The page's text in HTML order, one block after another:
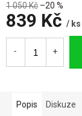
1 050 Kč –20 %
839 Kč / ks
Měrná
cena:
Popis Diskuze